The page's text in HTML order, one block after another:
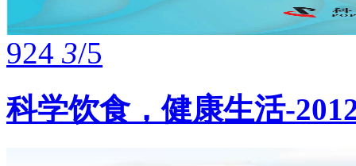
924 3/5
科学饮食，健康生活-